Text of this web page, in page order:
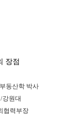
장점
동산학 박사
/강원대
협력부장